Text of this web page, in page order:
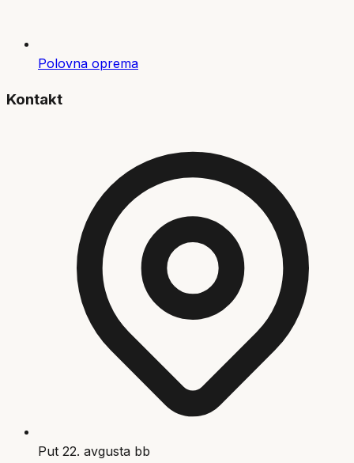
Polovna oprema
Kontakt
Put 22. avgusta bb